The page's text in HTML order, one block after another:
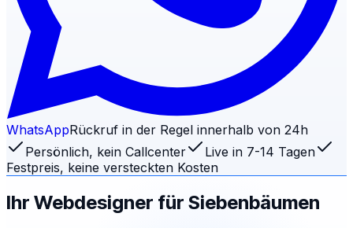
WhatsAppRückruf in der Regel innerhalb von 24h
Persönlich, kein Callcenter
Live in 7-14 Tagen
Festpreis, keine versteckten Kosten
Ihr Webdesigner für Siebenbäumen